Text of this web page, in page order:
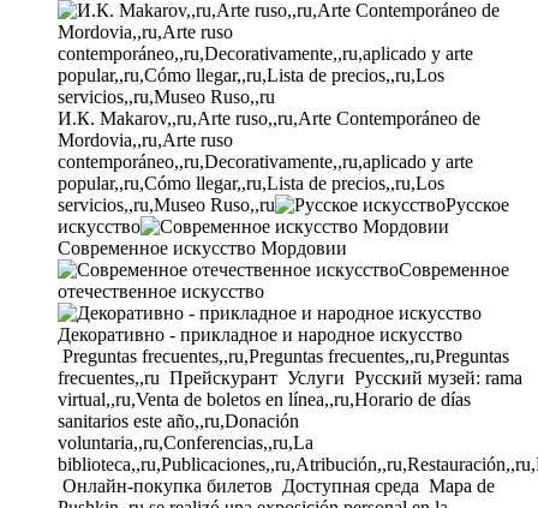
И.К. Makarov,,ru,Arte ruso,,ru,Arte Contemporáneo de
Mordovia,,ru,Arte ruso
contemporáneo,,ru,Decorativamente,,ru,aplicado y arte
popular,,ru,Cómo llegar,,ru,Lista de precios,,ru,Los
servicios,,ru,Museo Ruso,,ru
Русское
искусство
Современное искусство Мордовии
Современное
отечественное искусство
Декоративно - прикладное и народное искусство
Preguntas frecuentes,,ru,Preguntas frecuentes,,ru,Preguntas
frecuentes,,ru Прейскурант Услуги Русский музей: rama
virtual,,ru,Venta de boletos en línea,,ru,Horario de días
sanitarios este año,,ru,Donación
voluntaria,,ru,Conferencias,,ru,La
Онлайн-покупка билетов Доступная среда Mapa de